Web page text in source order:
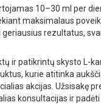
10–30 ml per
maksimalaus
rezultatus,
ir patikrintų skysto L-
kurie atitinka
akcijas. Užsisakę
konsultacijas ir